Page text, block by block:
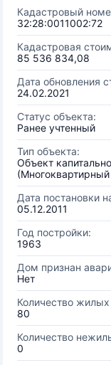
Кадастровый
32:28:0011002:72
Кадастровая
85 536 834,08
Дата обновления
24.02.2021
Статус объекта:
Ранее учтенный
Тип объекта:
Объект
Дата постановки
05.12.2011
Год постройки:
1963
Дом признан
Нет
Количество
80
Количество
0